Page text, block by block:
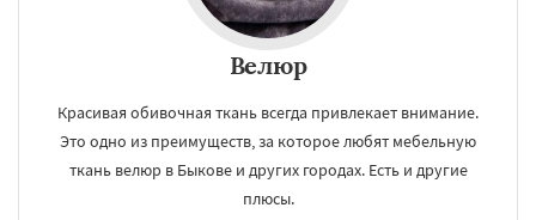
Велюр
Красивая обивочная ткань всегда привлекает внимание.
Это одно из преимуществ, за которое любят мебельную
ткань велюр в Быкове и других городах. Есть и другие
плюсы.